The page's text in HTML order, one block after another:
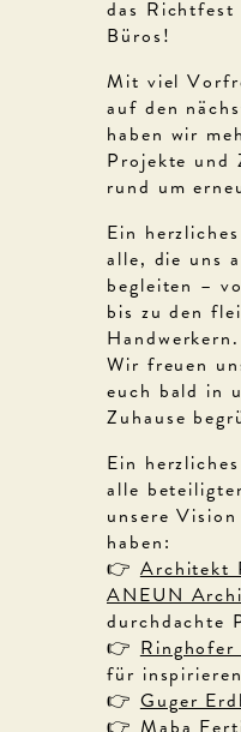
das Richtfest
Büros!
Mit viel
auf den
haben wir
Projekte und
rund um
Ein
alle, die uns
begleiten –
bis zu den
Handwerkern.
Wir freuen
euch bald in
Zuhause
Ein
alle
unsere
haben:
👉 Architekt
ANEUN
durchdachte
👉
für
👉 Guger